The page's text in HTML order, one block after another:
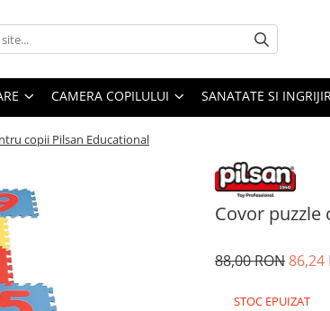
CAMERA COPILULUI SANATATE SI
copii Pilsan Educational
Covor
88,00 RON86,24
STOC EPUIZAT